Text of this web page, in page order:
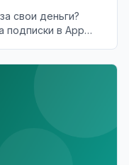
свои деньги?
подписки в App